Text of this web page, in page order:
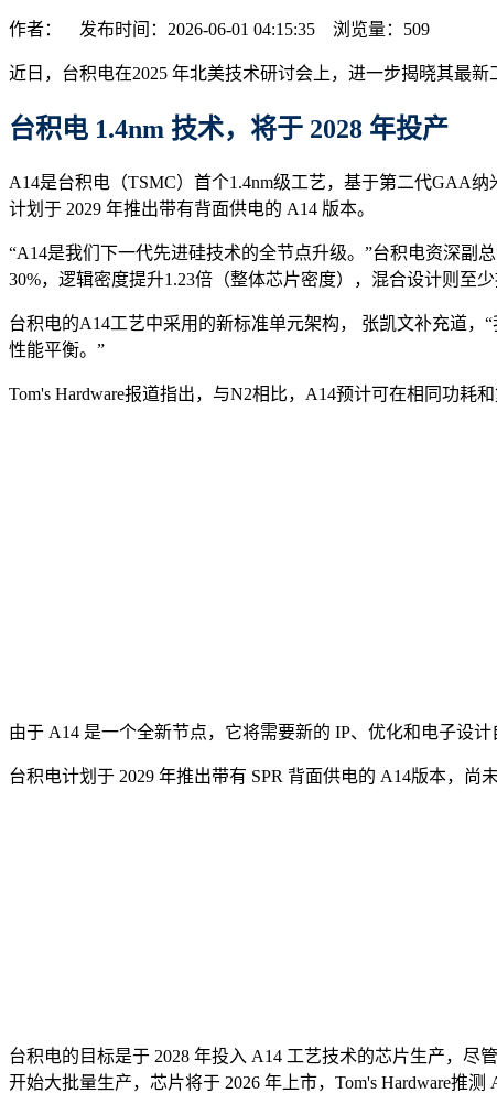
作者： 发布时间：2026-06-01 04:15:35 浏览量： 509
近日，台积电在2025 年北美技术研讨会上，进一步揭晓其最新
台积电 1.4nm 技术，将于 2028 年投产
A14是台积电（TSMC）首个1.4nm级工艺，基于第二代GAA
计划于 2029 年推出带有背面供电的 A14 版本。
“A14是我们下一代先进硅技术的全节点升级。”台积电资深副
30%，逻辑密度提升1.23倍（整体芯片密度），混合设计则至
台积电的A14工艺中采用的新标准单元架构， 张凯文补充道，
性能平衡。”
Tom's Hardware报道指出，与N2相比，A14预计可在相同功耗
由于 A14 是一个全新节点，它将需要新的 IP、优化和电子设
台积电计划于 2029 年推出带有 SPR 背面供电的 A14版本，
台积电的目标是于 2028 年投入 A14 工艺技术的芯片生产，尽
开始大批量生产，芯片将于 2026 年上市，Tom's Hardware推